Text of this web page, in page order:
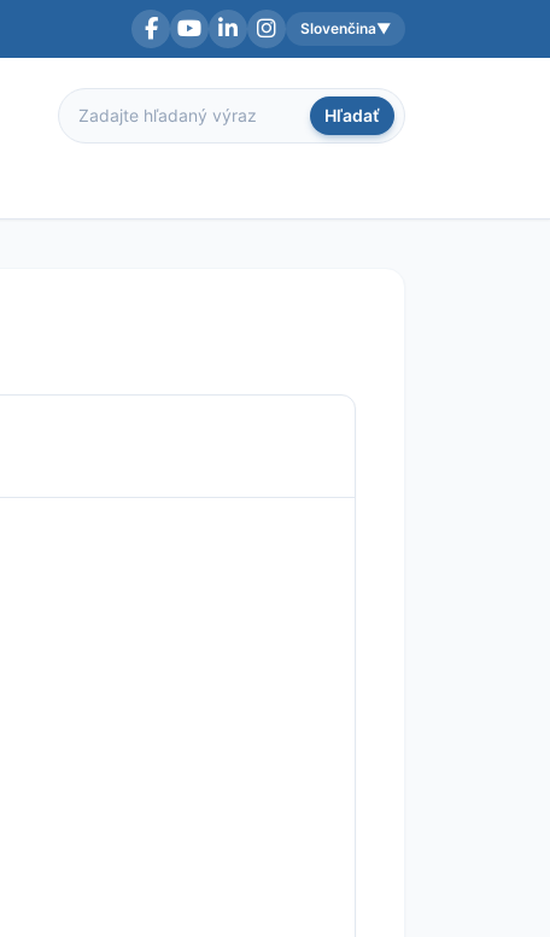
FacebookYouTubeLinkedInInstagramAktuálny jazyk:
Slovenčina▼
Hľadať
Hľadať